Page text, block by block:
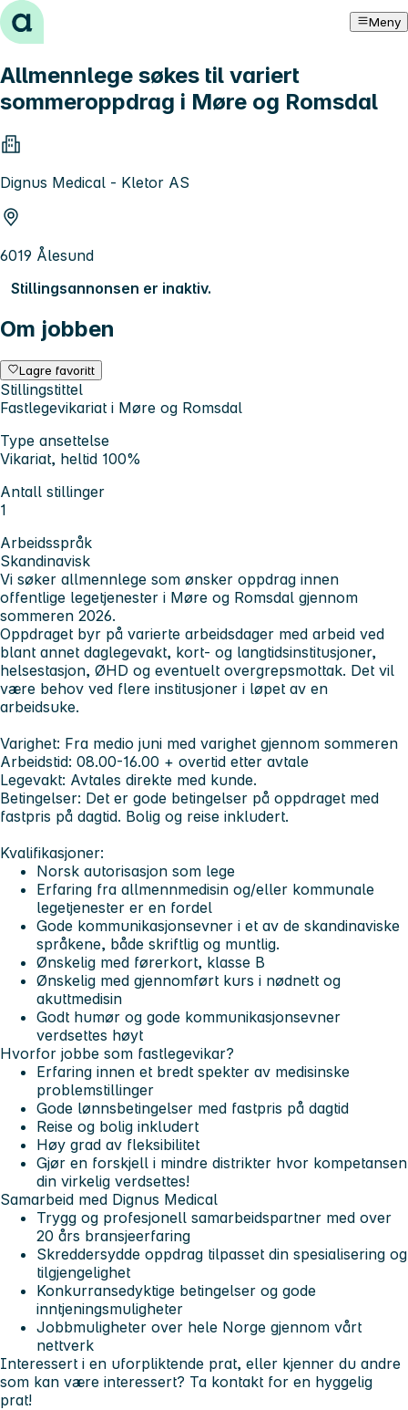
Hopp til innhold Meny
Allmennlege søkes til variert
sommeroppdrag i Møre og Romsdal
Dignus Medical - Kletor AS
6019 Ålesund
Stillingsannonsen er inaktiv.
Om jobben
Lagre favoritt
Stillingstittel
Fastlegevikariat i Møre og Romsdal
Type ansettelse
Vikariat, heltid 100%
Antall stillinger
1
Arbeidsspråk
Skandinavisk
Vi søker allmennlege som ønsker oppdrag innen
offentlige legetjenester i Møre og Romsdal gjennom
sommeren 2026.
Oppdraget byr på varierte arbeidsdager med arbeid ved
blant annet daglegevakt, kort- og langtidsinstitusjoner,
helsestasjon, ØHD og eventuelt overgrepsmottak. Det vil
være behov ved flere institusjoner i løpet av en
arbeidsuke.
Varighet: Fra medio juni med varighet gjennom sommeren
Arbeidstid: 08.00-16.00 + overtid etter avtale
Legevakt: Avtales direkte med kunde.
Betingelser: Det er gode betingelser på oppdraget med
fastpris på dagtid. Bolig og reise inkludert.
Kvalifikasjoner:
Norsk autorisasjon som lege
Erfaring fra allmennmedisin og/eller kommunale
legetjenester er en fordel
Gode kommunikasjonsevner i et av de skandinaviske
språkene, både skriftlig og muntlig.
Ønskelig med førerkort, klasse B
Ønskelig med gjennomført kurs i nødnett og
akuttmedisin
Godt humør og gode kommunikasjonsevner
verdsettes høyt
Hvorfor jobbe som fastlegevikar?
Erfaring innen et bredt spekter av medisinske
problemstillinger
Gode lønnsbetingelser med fastpris på dagtid
Reise og bolig inkludert
Høy grad av fleksibilitet
Gjør en forskjell i mindre distrikter hvor kompetansen
din virkelig verdsettes!
Samarbeid med Dignus Medical
Trygg og profesjonell samarbeidspartner med over
20 års bransjeerfaring
Skreddersydde oppdrag tilpasset din spesialisering og
tilgjengelighet
Konkurransedyktige betingelser og gode
inntjeningsmuligheter
Jobbmuligheter over hele Norge gjennom vårt
nettverk
Interessert i en uforpliktende prat, eller kjenner du andre
som kan være interessert? Ta kontakt for en hyggelig
prat!